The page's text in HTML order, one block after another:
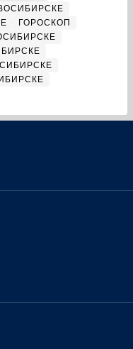
ГОРОСКОП